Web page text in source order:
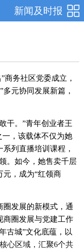
新闻及时报
商务社区党委成立，
元协同发展新篇，
干。”青年创业者王
一，该载体不仅为她
列直播培训课程，
。如今，她售卖千层
元，成为“红领商
发展的新模式，通
商圈发展与党建工作
古城”文化底蕴，以
心区域，汇聚6个共